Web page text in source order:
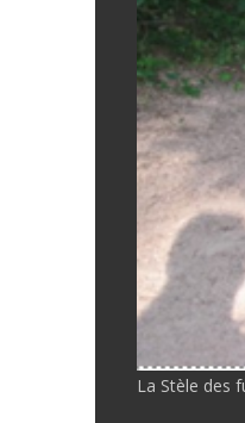
La Stèle des